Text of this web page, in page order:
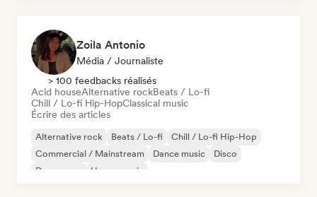
Zoila Antonio
Média / Journaliste
> 100 feedbacks réalisés
Acid houseAlternative rockBeats / Lo-fi
Chill / Lo-fi Hip-HopClassical music
Écrire des articles
Alternative rock Beats / Lo-fi
Chill / Lo-fi Hip-Hop
Commercial / Mainstream
Dance music
Disco
Dream pop
House music